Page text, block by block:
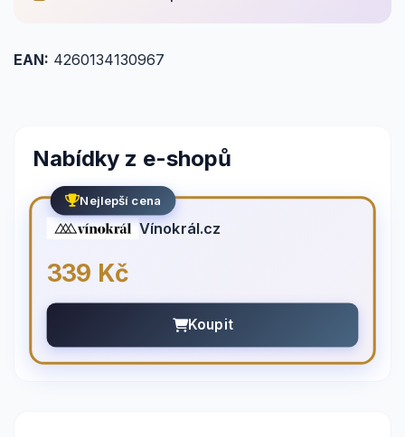
EAN: 4260134130967
Nabídky z e-shopů
Nejlepší cena
Vínokrál.cz
339 Kč
Koupit